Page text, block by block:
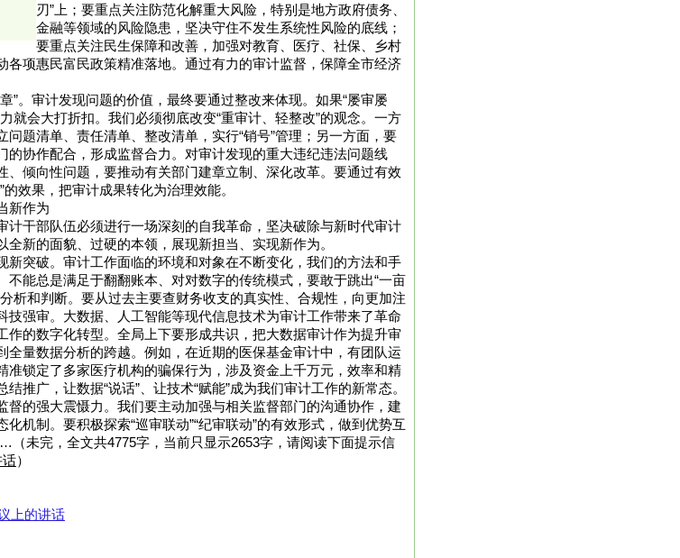
刃”上；要重点关注防范化解重大风险，特别是地方政府债务、
金融等领域的风险隐患，坚决守住不发生系统性风险的底线；
要重点关注民生保障和改善，加强对教育、医疗、社保、乡村
各项惠民富民政策精准落地。通过有力的审计监督，保障全市经济
”。审计发现问题的价值，最终要通过整改来体现。如果“屡审屡
就会大打折扣。我们必须彻底改变“重审计、轻整改”的观念。一方
题清单、责任清单、整改清单，实行“销号”管理；另一方面，要
的协作配合，形成监督合力。对审计发现的重大违纪违法问题线
倾向性问题，要推动有关部门建章立制、深化改革。要通过有效
效果，把审计成果转化为治理效能。
新作为
计干部队伍必须进行一场深刻的自我革命，坚决破除与新时代审计
新的面貌、过硬的本领，展现新担当、实现新作为。
新突破。审计工作面临的环境和对象在不断变化，我们的方法和手
能总是满足于翻翻账本、对对数字的传统模式，要敢于跳出“一亩
析和判断。要从过去主要查财务收支的真实性、合规性，向更加注
强审。大数据、人工智能等现代信息技术为审计工作带来了革命
的数字化转型。全局上下要形成共识，把大数据审计作为提升审
量数据分析的跨越。例如，在近期的医保基金审计中，有团队运
准锁定了多家医疗机构的骗保行为，涉及资金上千万元，效率和精
推广，让数据“说话”、让技术“赋能”成为我们审计工作的新常态。
督的强大震慑力。我们要主动加强与相关监督部门的沟通协作，建
机制。要积极探索“巡审联动”“纪审联动”的有效形式，做到优势互
未完，全文共4775字，当前只显示2653字，请阅读下面提示信
话）
上的讲话